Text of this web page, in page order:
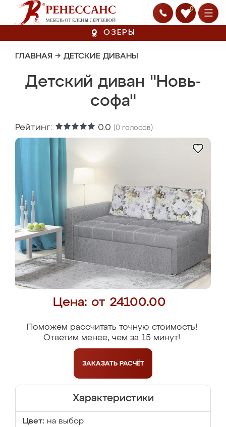
0
ОЗЕРЫ
ГЛАВНАЯ → ДЕТСКИЕ ДИВАНЫ
Детский диван "Новь-
софа"
Рейтинг: 0.0 (0 голосов)
Цена: от 24100.00
Поможем рассчитать точную стоимость!
Ответим менее, чем за 15 минут!
ЗАКАЗАТЬ РАСЧЁТ
Характеристики
Цвет: на выбор